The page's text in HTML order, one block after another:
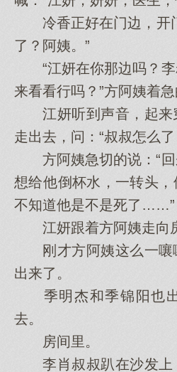
冷香正‌好在门边，开
了？阿姨。”
“江妍在你‌那边吗？李
来看看行吗？”方阿姨着急
江妍听到声音，起来
走出去，问：“叔叔怎么了
方阿姨急切的说：“回
想给他‌倒杯水，一转头
不知‌道他‌是不是死了……”
江妍跟着方阿姨走向
刚才方阿姨这么一嚷
出来了。
季明杰和季锦阳也出
去。
房间里。
李肖叔叔趴在沙发上